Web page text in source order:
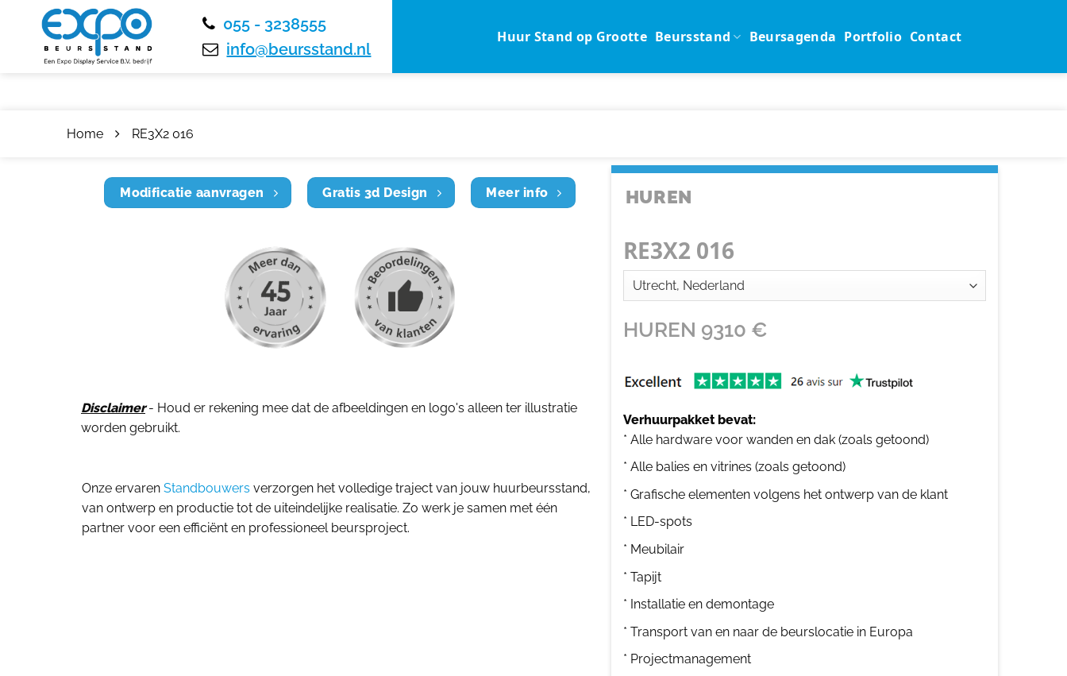
055 - 3238555
info@beursstand.nl
Huur Stand op Grootte Beursstand Beursagenda Portfolio Contact
Home RE3X2 016
Modificatie aanvragen Gratis 3d Design Meer info
Disclaimer- Houd er rekening mee dat de afbeeldingen en logo's alleen ter illustratie
worden gebruikt.
Onze ervaren Standbouwers verzorgen het volledige traject van jouw huurbeursstand,
van ontwerp en productie tot de uiteindelijke realisatie. Zo werk je samen met één
partner voor een efficiënt en professioneel beursproject.
HUREN
RE3X2 016
HUREN 9310 €
Verhuurpakket bevat:
* Alle hardware voor wanden en dak (zoals getoond)
* Alle balies en vitrines (zoals getoond)
* Grafische elementen volgens het ontwerp van de klant
* LED-spots
* Meubilair
* Tapijt
* Installatie en demontage
* Transport van en naar de beurslocatie in Europa
* Projectmanagement